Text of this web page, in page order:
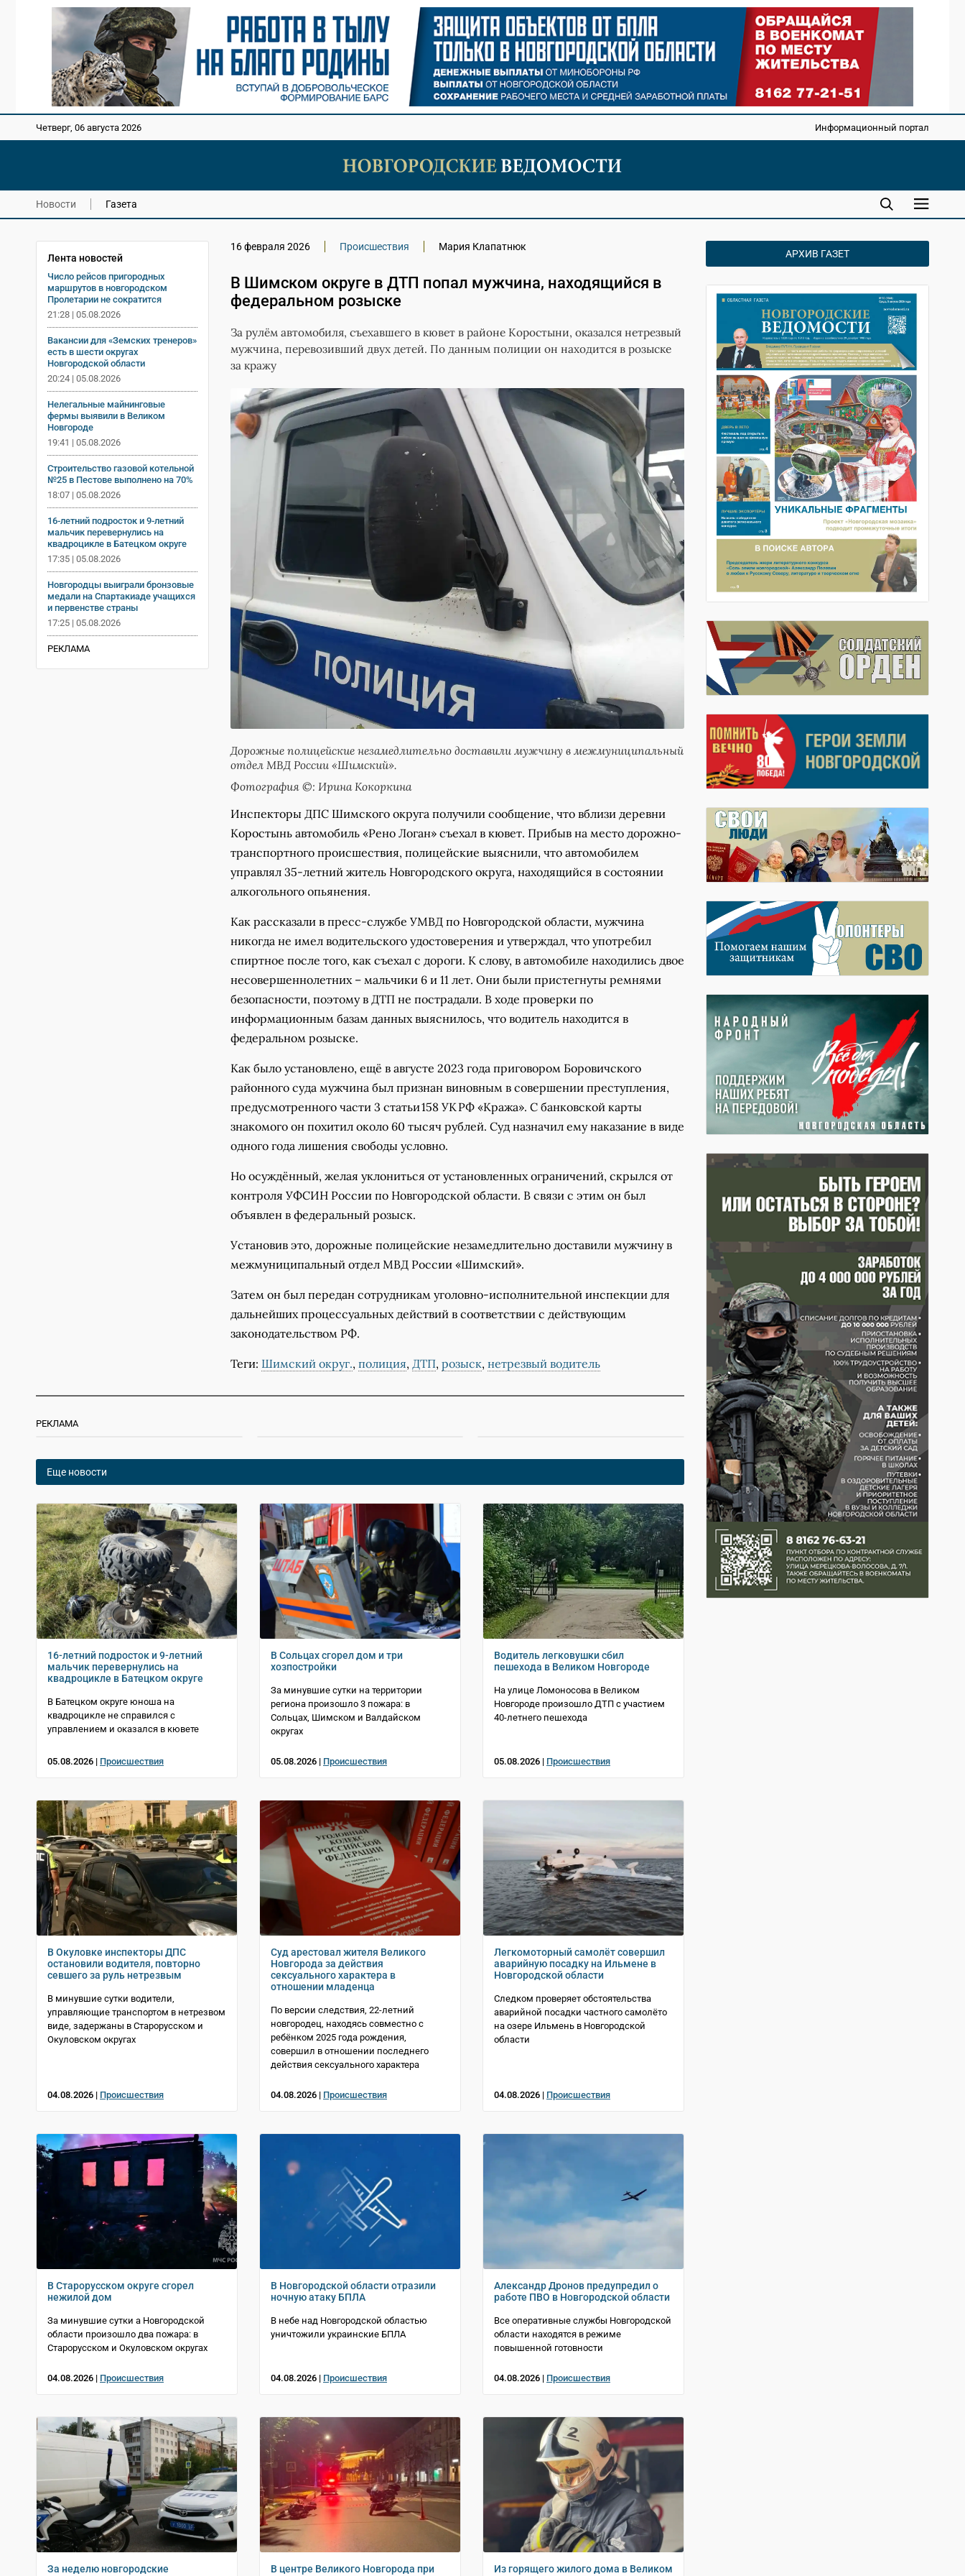
Четверг, 06 августа 2026 Информационный портал
Новости Газета
Лента новостей
Число рейсов пригородных
маршрутов в новгородском
Пролетарии не сократится
21:28 | 05.08.2026
Вакансии для «Земских тренеров»
есть в шести округах
Новгородской области
20:24 | 05.08.2026
Нелегальные майнинговые
фермы выявили в Великом
Новгороде
19:41 | 05.08.2026
Строительство газовой котельной
№25 в Пестове выполнено на 70%
18:07 | 05.08.2026
16-летний подросток и 9-летний
мальчик перевернулись на
квадроцикле в Батецком округе
17:35 | 05.08.2026
Новгородцы выиграли бронзовые
медали на Спартакиаде учащихся
и первенстве страны
17:25 | 05.08.2026
РЕКЛАМА
16 февраля 2026 Происшествия Мария Клапатнюк
В Шимском округе в ДТП попал мужчина, находящийся в
федеральном розыске
За рулём автомобиля, съехавшего в кювет в районе Коростыни, оказался нетрезвый
мужчина, перевозивший двух детей. По данным полиции он находится в розыске
за кражу
Дорожные полицейские незамедлительно доставили мужчину в межмуниципальный
отдел МВД России «Шимский».
Фотография ©: Ирина Кокоркина
Инспекторы ДПС Шимского округа получили сообщение, что вблизи деревни
Коростынь автомобиль «Рено Логан» съехал в кювет. Прибыв на место дорожно-
транспортного происшествия, полицейские выяснили, что автомобилем
управлял 35-летний житель Новгородского округа, находящийся в состоянии
алкогольного опьянения.
Как рассказали в пресс-службе УМВД по Новгородской области, мужчина
никогда не имел водительского удостоверения и утверждал, что употребил
спиртное после того, как съехал с дороги. К слову, в автомобиле находились двое
несовершеннолетних – мальчики 6 и 11 лет. Они были пристегнуты ремнями
безопасности, поэтому в ДТП не пострадали. В ходе проверки по
информационным базам данных выяснилось, что водитель находится в
федеральном розыске.
Как было установлено, ещё в августе 2023 года приговором Боровичского
районного суда мужчина был признан виновным в совершении преступления,
предусмотренного части 3 статьи 158 УК РФ «Кража». С банковской карты
знакомого он похитил около 60 тысяч рублей. Суд назначил ему наказание в виде
одного года лишения свободы условно.
Но осуждённый, желая уклониться от установленных ограничений, скрылся от
контроля УФСИН России по Новгородской области. В связи с этим он был
объявлен в федеральный розыск.
Установив это, дорожные полицейские незамедлительно доставили мужчину в
межмуниципальный отдел МВД России «Шимский».
Затем он был передан сотрудникам уголовно-исполнительной инспекции для
дальнейших процессуальных действий в соответствии с действующим
законодательством РФ.
Теги: Шимский округ., полиция, ДТП, розыск, нетрезвый водитель
РЕКЛАМА
Еще новости
16-летний подросток и 9-летний
мальчик перевернулись на
квадроцикле в Батецком округе
В Батецком округе юноша на
квадроцикле не справился с
управлением и оказался в кювете
05.08.2026 | Происшествия
В Сольцах сгорел дом и три
хозпостройки
За минувшие сутки на территории
региона произошло 3 пожара: в
Сольцах, Шимском и Валдайском
округах
05.08.2026 | Происшествия
Водитель легковушки сбил
пешехода в Великом Новгороде
На улице Ломоносова в Великом
Новгороде произошло ДТП с участием
40-летнего пешехода
05.08.2026 | Происшествия
В Окуловке инспекторы ДПС
остановили водителя, повторно
севшего за руль нетрезвым
В минувшие сутки водители,
управляющие транспортом в нетрезвом
виде, задержаны в Старорусском и
Окуловском округах
04.08.2026 | Происшествия
Суд арестовал жителя Великого
Новгорода за действия
сексуального характера в
отношении младенца
По версии следствия, 22-летний
новгородец, находясь совместно с
ребёнком 2025 года рождения,
совершил в отношении последнего
действия сексуального характера
04.08.2026 | Происшествия
Легкомоторный самолёт совершил
аварийную посадку на Ильмене в
Новгородской области
Следком проверяет обстоятельства
аварийной посадки частного самолёто
на озере Ильмень в Новгородской
области
04.08.2026 | Происшествия
В Старорусском округе сгорел
нежилой дом
За минувшие сутки а Новгородской
области произошло два пожара: в
Старорусском и Окуловском округах
04.08.2026 | Происшествия
В Новгородской области отразили
ночную атаку БПЛА
В небе над Новгородской областью
уничтожили украинские БПЛА
04.08.2026 | Происшествия
Александр Дронов предупредил о
работе ПВО в Новгородской области
Все оперативные службы Новгородской
области находятся в режиме
повышенной готовности
04.08.2026 | Происшествия
За неделю новгородские
В центре Великого Новгорода при
Из горящего жилого дома в Великом
АРХИВ ГАЗЕТ